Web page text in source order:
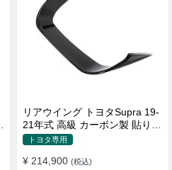
リアウイング トヨタSupra 19-
21年式 高級 カーボン製 貼り付
け装着
トヨタ専用
¥ 214,900 (税込)